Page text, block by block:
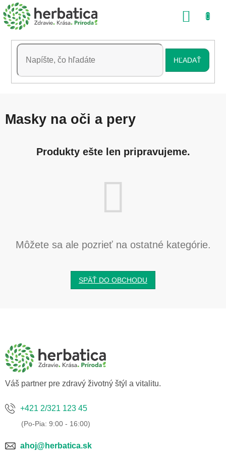
Prejsť
na
obsah
HĽADAŤ
Masky na oči a pery
Produkty ešte len pripravujeme.
Môžete sa ale pozrieť na ostatné kategórie.
SPÄŤ DO OBCHODU
Váš partner pre zdravý životný štýl a vitalitu.
+421 2/321 123 45
ahoj@herbatica.sk